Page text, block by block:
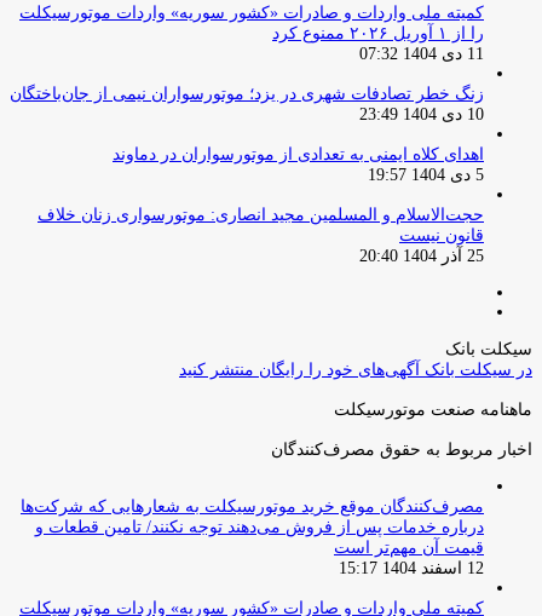
کمیته ملی واردات و صادرات «کشور سوریه» واردات موتورسیکلت
را از ۱ آوریل ۲۰۲۶ ممنوع کرد
11 دی 1404 07:32
زنگ خطر تصادفات شهری در یزد؛ موتورسواران نیمی از جان‌باختگان
10 دی 1404 23:49
اهدای کلاه ایمنی به تعدادی از موتورسواران در دماوند
5 دی 1404 19:57
حجت‌الاسلام و المسلمین مجید انصاری: موتورسواری زنان خلاف
قانون نیست
25 آذر 1404 20:40
سیکلت بانک
در سیکلت بانک آگهی‌های خود را رایگان منتشر کنید
ماهنامه صنعت موتورسیکلت
اخبار مربوط به حقوق مصرف‌کنندگان
مصرف‌کنندگان موقع خرید موتورسیکلت به شعارهایی که شرکت‌ها
درباره خدمات پس از فروش می‌دهند توجه نکنند/ تامین قطعات و
قیمت آن مهم‌تر است
12 اسفند 1404 15:17
کمیته ملی واردات و صادرات «کشور سوریه» واردات موتورسیکلت